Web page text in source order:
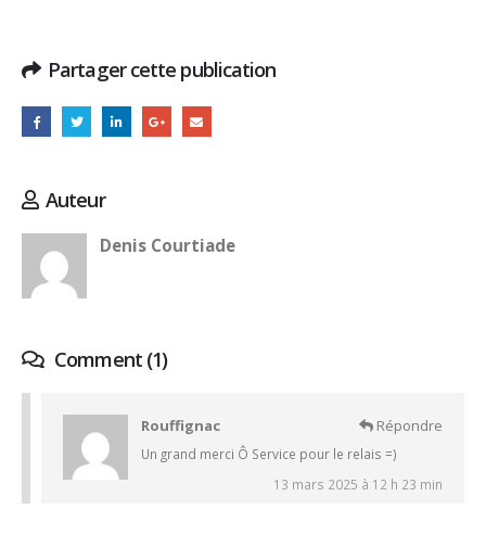
Partager cette publication
Auteur
Denis Courtiade
Comment (1)
Rouffignac Répondre
Un grand merci Ô Service pour le relais =)
13 mars 2025 à 12 h 23 min